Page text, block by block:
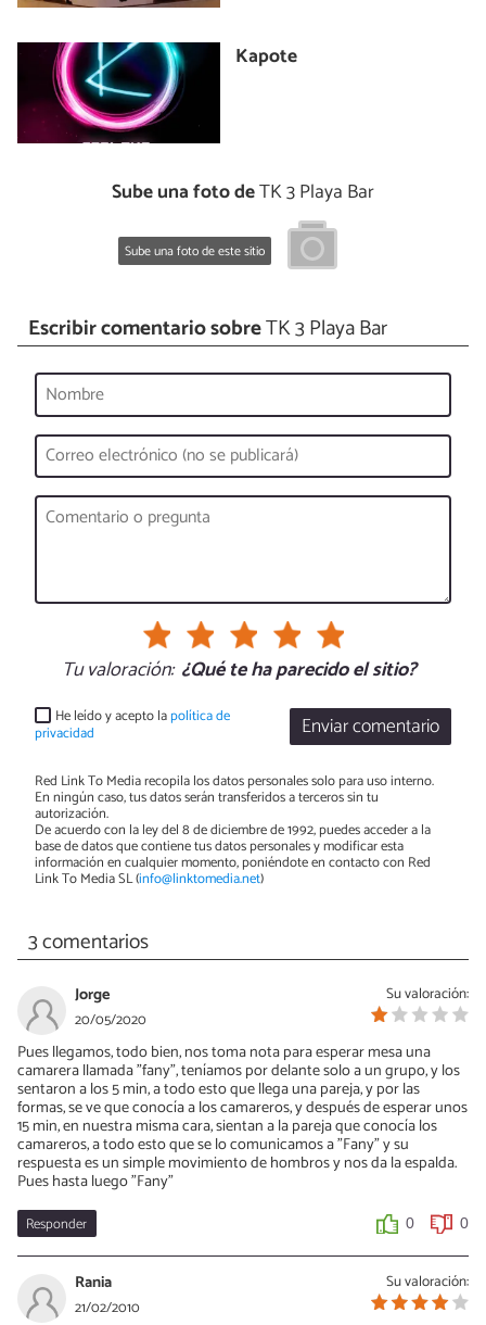
Kapote
Sube una foto deTK 3 Playa Bar
Sube una foto de este sitio
Escribir comentario sobreTK 3 Playa Bar
Tu valoración: ¿Qué te ha parecido el sitio?
Enviar comentario
He leído y acepto lapolítica de
privacidad
Red Link To Media recopila los datos personales solo para uso interno.
En ningún caso, tus datos serán transferidos a terceros sin tu
autorización.
De acuerdo con la ley del 8 de diciembre de 1992, puedes acceder a la
base de datos que contiene tus datos personales y modificar esta
información en cualquier momento, poniéndote en contacto con Red
Link To Media SL (info@linktomedia.net)
3 comentarios
Su valoración:
Jorge
20/05/2020
Pues llegamos, todo bien, nos toma nota para esperar mesa una
camarera llamada "fany", teníamos por delante solo a un grupo, y los
sentaron a los 5 min, a todo esto que llega una pareja, y por las
formas, se ve que conocía a los camareros, y después de esperar unos
15 min, en nuestra misma cara, sientan a la pareja que conocía los
camareros, a todo esto que se lo comunicamos a "Fany" y su
respuesta es un simple movimiento de hombros y nos da la espalda.
Pues hasta luego "Fany"
Responder 0 0
Su valoración:
Rania
21/02/2010